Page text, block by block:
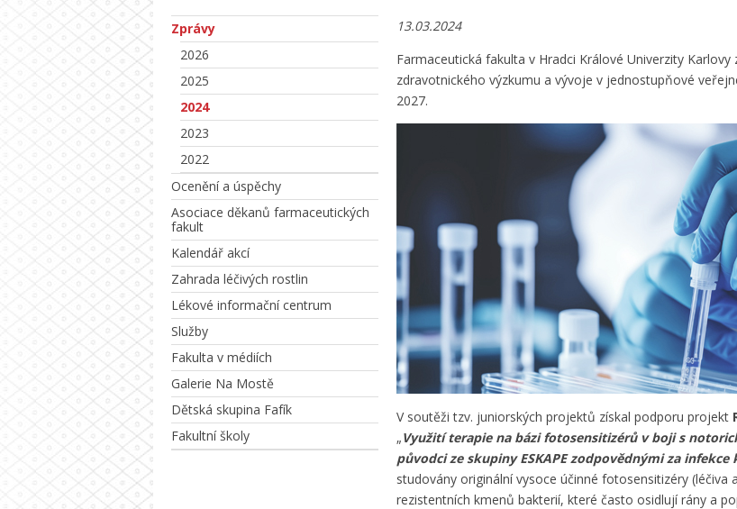
Zprávy
2026
2025
2024
2023
2022
Ocenění a úspěchy
Asociace děkanů farmaceutických
fakult
Kalendář akcí
Zahrada léčivých rostlin
Lékové informační centrum
Služby
Fakulta v médiích
Galerie Na Mostě
Dětská skupina Fafík
Fakultní školy
13.03.2024
Farmaceutická fakulta v Hradci Králové Univerzity
zdravotnického výzkumu a vývoje v jednostupňové
2027.
V soutěži tzv. juniorských projektů získal podporu projekt
„Využití terapie na bázi fotosensitizérů v boji s
původci ze skupiny ESKAPE zodpovědnými za infekce
studovány originální vysoce účinné fotosensitizéry
rezistentních kmenů bakterií, které často osidlují rány a